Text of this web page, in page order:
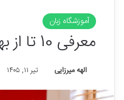
آموزشگاه زبان
معرفی 10 تا از بهترین آموزشگاه زبان چینی در مشهد⭐【سال1405】✅
الهه میرزایی تیر ۱۱, ۱۴۰۵